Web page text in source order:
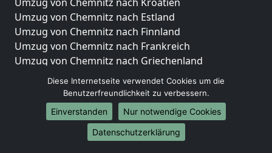
Umzug von Chemnitz nach Estland
Umzug von Chemnitz nach Finnland
Umzug von Chemnitz nach Frankreich
Umzug von Chemnitz nach Griechenland
Umzug von Chemnitz nach Italien
Umzug von Chemnitz nach Liechtenstein
Umzug von Chemnitz nach Luxemburg
Umzug von Chemnitz nach Niederlande
Umzug von Chemnitz nach Norwegen
Diese Internetseite verwendet Cookies um die
Benutzerfreundlichkeit zu verbessern.
Einverstanden
Nur notwendige Cookies
Datenschutzerklärung